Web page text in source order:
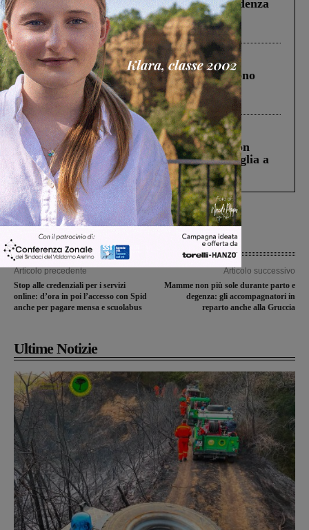
Piscina di Figline finanziata oltre la scadenza
Pnrr, il gruppo di Fratelli d’Italia: “Un
ringraziamento al Governo”
Cronaca 4 Agosto 2026
Un anno fa la strage in A1 in cui morirono
Gianni, Giulia e Franco. Lo schianto, il
processo, lo stop ai sorpassi fra tir....
Cronaca 3 Agosto 2026
Scomparso da una struttura di Castiglion
Fiorentino l’uomo che aveva ucciso la figlia a
Levane nel 2020
Articolo precedente
Stop alle credenziali per i servizi
online: d’ora in poi l’accesso con Spid
anche per pagare mensa e scuolabus
Articolo successivo
Mamme non più sole durante parto e
degenza: gli accompagnatori in
reparto anche alla Gruccia
Ultime Notizie